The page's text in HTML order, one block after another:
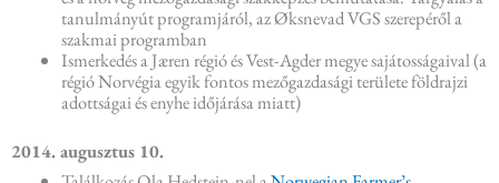
tanulmányút programjáról, az Øksnevad VGS szerepéről a
szakmai programban
Ismerkedés a Jæren régió és Vest-Agder megye sajátosságaival (a
régió Norvégia egyik fontos mezőgazdasági területe földrajzi
adottságai és enyhe időjárása miatt)
2014. augusztus 10.